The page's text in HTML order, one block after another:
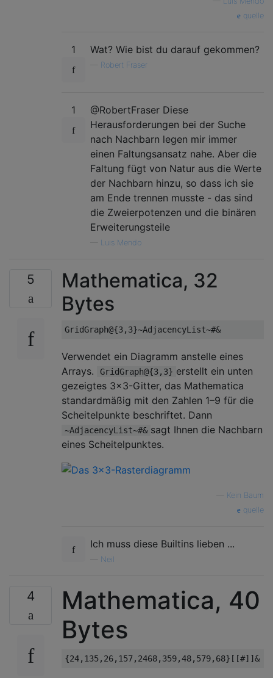
quelle
1 Wat? Wie bist du darauf gekommen?
Robert Fraser
1
@RobertFraser Diese
Herausforderungen bei der Suche
nach Nachbarn legen mir immer
einen Faltungsansatz nahe. Aber die
Faltung fügt von Natur aus die Werte
der Nachbarn hinzu, so dass ich sie
am Ende trennen musste - das sind
die Zweierpotenzen und die binären
Erweiterungsteile
Luis Mendo
5
Mathematica, 32
Bytes
Verwendet ein Diagramm anstelle eines
Arrays.
GridGraph@{3,3} erstellt ein unten
gezeigtes 3x3-Gitter, das Mathematica
standardmäßig mit den Zahlen 1–9 für die
Scheitelpunkte beschriftet. Dann
~AdjacencyList~#& sagt Ihnen die Nachbarn
eines Scheitelpunktes.
Kein Baum
quelle
Ich muss diese Builtins lieben ...
Neil
4
Mathematica, 40
Bytes